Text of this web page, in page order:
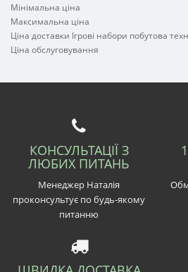
Мінімальна ціна
Максимальна ціна
Ціна доставки Ігрові набори побутова
Ціна обслуговування
КОНСУЛЬТАЦІЇ З
ЛЮБИХ ПИТАНЬ
Менеджер Наталія
проконсультує по будь-якому
питанню